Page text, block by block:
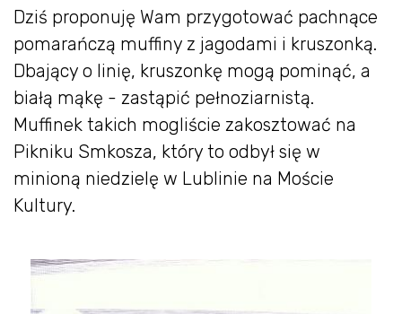
Dziś proponuję Wam przygotować pachnące
pomarańczą muffiny z jagodami i kruszonką.
Dbający o linię, kruszonkę mogą pominąć, a
białą mąkę - zastąpić pełnoziarnistą.
Muffinek takich mogliście zakosztować na
Pikniku Smkosza, który to odbył się w
minioną niedzielę w Lublinie na Moście
Kultury.